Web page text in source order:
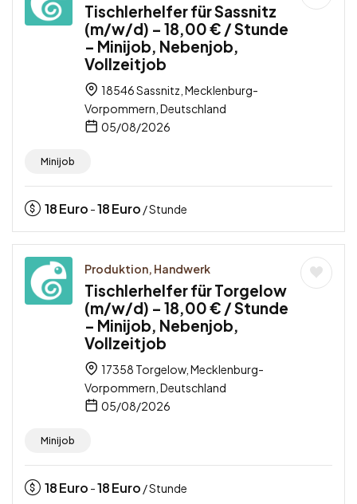
Tischlerhelfer für Sassnitz
(m/w/d) – 18,00 € / Stunde
– Minijob, Nebenjob,
Vollzeitjob
18546 Sassnitz, Mecklenburg-
Vorpommern, Deutschland
05/08/2026
Minijob
18Euro -18Euro / Stunde
Produktion, Handwerk
Tischlerhelfer für Torgelow
(m/w/d) – 18,00 € / Stunde
– Minijob, Nebenjob,
Vollzeitjob
17358 Torgelow, Mecklenburg-
Vorpommern, Deutschland
05/08/2026
Minijob
18Euro -18Euro / Stunde